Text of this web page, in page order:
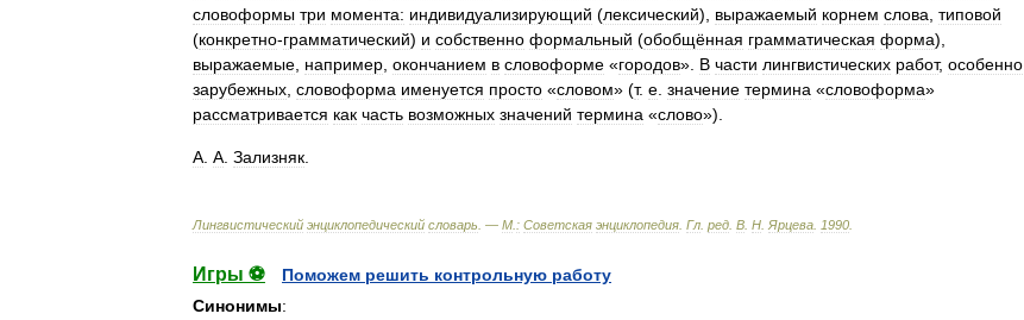
словоформы три момента: индивидуализирующий (лексический), выражаемый корнем слова типовой
(конкретно-грамматический) и собственно формальный (обобщённая грамматическая форма),
выражаемые например окончанием в словоформе «городов». В части лингвистических работ, особенно
зарубежных словоформа именуется просто «словом» (т. е значение термина «словоформа»
рассматривается как часть возможных значений термина «слово»).
А А Зализняк
Лингвистический энциклопедический словарь . — М : Советская энциклопедия Гл ред В Н Ярцева 1990
Игры ⚽
Поможем решить контрольную работу
Синонимы: